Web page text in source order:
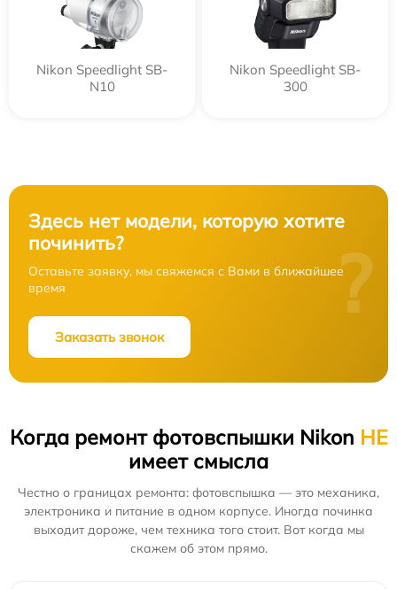
Nikon Speedlight SB-
N10
Nikon Speedlight SB-
300
Здесь нет модели, которую хотите
починить?
Оставьте заявку, мы свяжемся с Вами в ближайшее
время
Заказать звонок
?
Когда ремонт фотовспышки Nikon НЕ
имеет смысла
Честно о границах ремонта: фотовспышка — это механика,
электроника и питание в одном корпусе. Иногда починка
выходит дороже, чем техника того стоит. Вот когда мы
скажем об этом прямо.